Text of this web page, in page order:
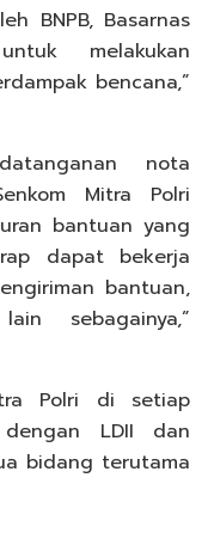
BNPB, Basarnas
melakukan
bencana,”
nota
Mitra Polri
bantuan yang
dapat bekerja
bantuan,
sebagainya,”
Polri di setiap
LDII dan
bidang terutama